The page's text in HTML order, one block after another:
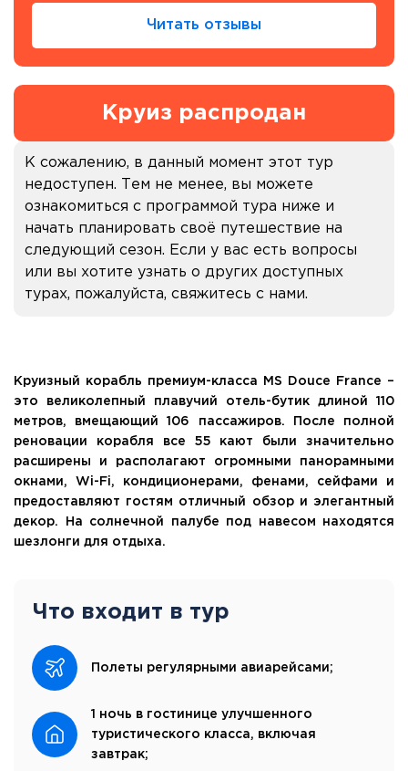
Читать отзывы
Круиз распродан
К сожалению, в данный момент этот тур
недоступен. Тем не менее, вы можете
ознакомиться с программой тура ниже и
начать планировать своё путешествие на
следующий сезон. Если у вас есть вопросы
или вы хотите узнать о других доступных
турах, пожалуйста, свяжитесь с нами.
Круизный корабль премиум-класса MS Douce France –
это великолепный плавучий отель-бутик длиной 110
метров, вмещающий 106 пассажиров. После полной
реновации корабля все 55 кают были значительно
расширены и располагают огромными панорамными
окнами, Wi-Fi, кондиционерами, фенами, сейфами и
предоставляют гостям отличный обзор и элегантный
декор. На солнечной палубе под навесом находятся
шезлонги для отдыха.
Что входит в тур
Полеты регулярными авиарейсами;
1 ночь в гостинице улучшенного
туристического класса, включая
завтрак;